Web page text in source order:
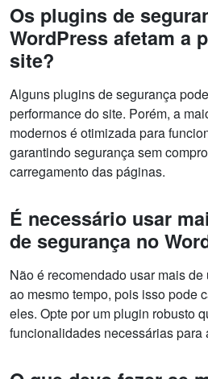
Os plugins de
WordPress afetam a
site?
Alguns plugins de segurança
performance do site. Porém, a
modernos é otimizada para
garantindo segurança sem
carregamento das páginas.
É necessário usar
de segurança no
Não é recomendado usar mais
ao mesmo tempo, pois isso pode
eles. Opte por um plugin robusto
funcionalidades necessárias para